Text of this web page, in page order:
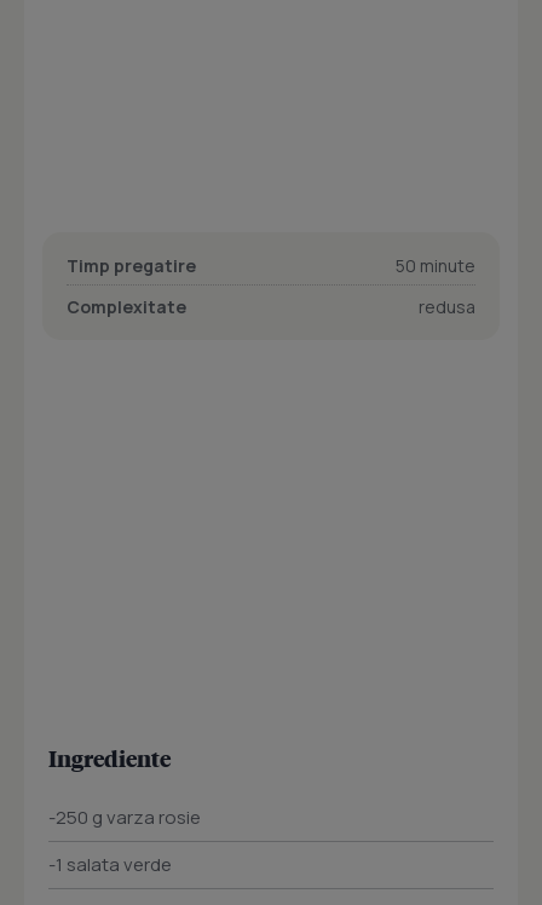
Timp pregatire
50 minute
Complexitate
redusa
Ingrediente
-250 g varza rosie
-1 salata verde